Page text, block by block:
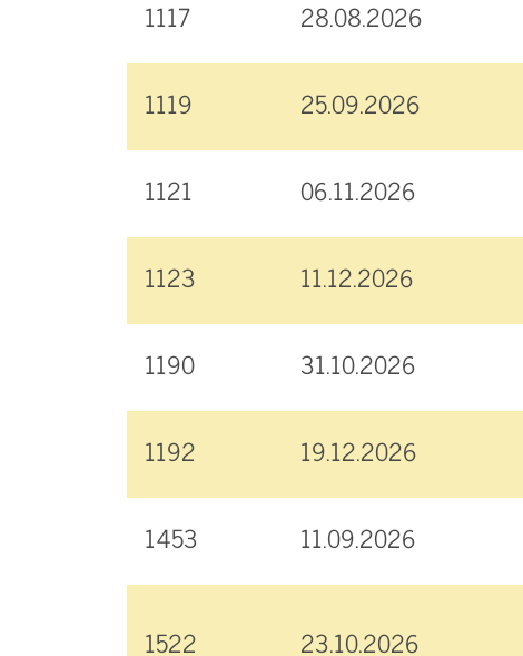
1117 28.08.2026
1119 25.09.2026
1121 06.11.2026
1123 11.12.2026
1190 31.10.2026
1192 19.12.2026
1453 11.09.2026
1522 23.10.2026